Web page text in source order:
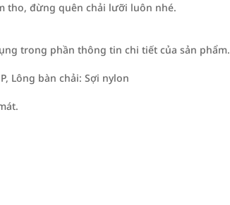
tho, đừng quên chải lưỡi luôn nhé.
trong phần thông tin chi tiết của sản phẩm.
Lông bàn chải: Sợi nylon